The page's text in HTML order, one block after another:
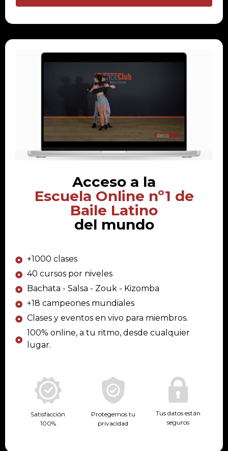
Acceso a la
Escuela Online nº1 de
Baile Latino
del mundo
+1000 clases
40 cursos por niveles
Bachata - Salsa - Zouk - Kizomba
+18 campeones mundiales
Clases y eventos en vivo para miembros.
100% online, a tu ritmo, desde cualquier
lugar.
Satisfacción
100%
Protegemos tu
privacidad
Tus datos están
seguros